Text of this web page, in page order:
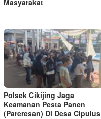
Polsek Cikijing Jaga
Keamanan Pesta Panen
(Pareresan) Di Desa Cipulus